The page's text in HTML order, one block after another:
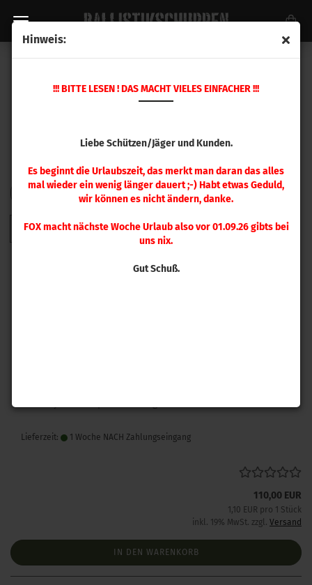
Hinweis:
!!! BITTE LESEN ! DAS MACHT VIELES EINFACHER !!!
Liebe Schützen/Jäger und Kunden.
Es beginnt die Urlaubszeit, das merkt man daran das alles
mal wieder ein wenig länger dauert ;-) Habt etwas Geduld,
wir können es nicht ändern, danke.
FOX macht nächste Woche Urlaub also vor 01.09.26 gibts bei
uns nix.
Gut Schuß.
FILTERSortieren nach
Sortieren nach 48 pro Seite
pro Seite
2 3 4 5 6 7 8 9 »
Lieferzeit: 1 Woche NACH Zahlungseingang
110,00 EUR
1,10 EUR pro 1 Stück
inkl. 19% MwSt. zzgl. Versand
IN DEN WARENKORB